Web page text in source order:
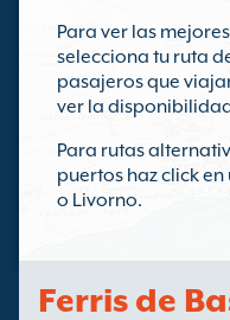
Para ver las
selecciona tu ruta
pasajeros que
ver la
Para rutas
puertos haz click
o Livorno.
Ferris de